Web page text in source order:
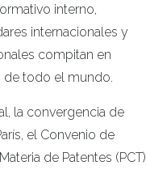
interno,
internacionales y
compitan en
de todo el mundo.
la convergencia de
el Convenio de
de Patentes (PCT)